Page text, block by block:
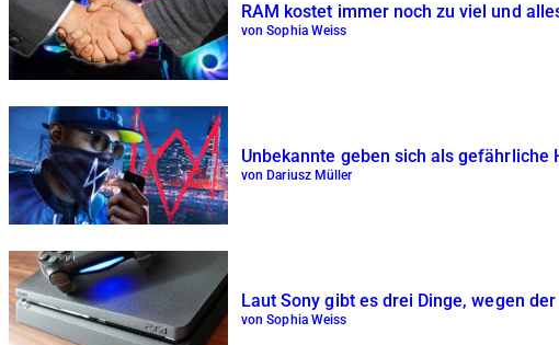
RAM kostet immer noch zu viel und
von Sophia Weiss
Unbekannte geben sich als gefährliche
von Dariusz Müller
Laut Sony gibt es drei Dinge, wegen
von Sophia Weiss